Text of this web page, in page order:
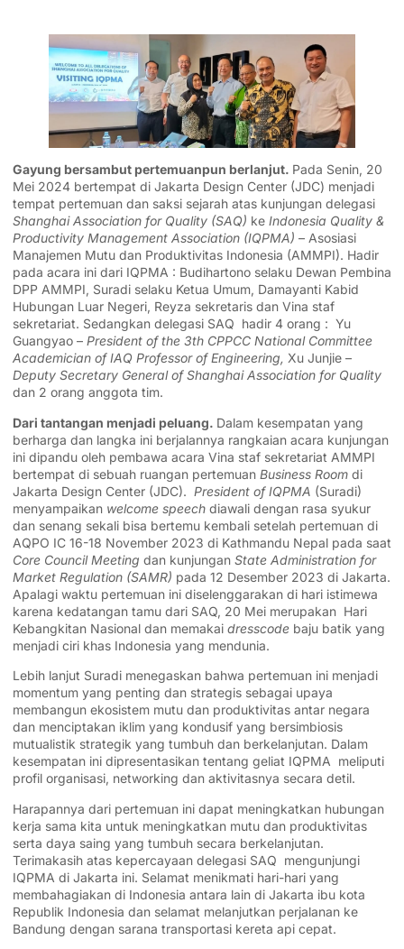
Gayung bersambut pertemuanpun berlanjut. Pada Senin, 20
Mei 2024 bertempat di Jakarta Design Center (JDC) menjadi
tempat pertemuan dan saksi sejarah atas kunjungan delegasi
Shanghai Association for Quality (SAQ) ke Indonesia Quality &
Productivity Management Association (IQPMA) – Asosiasi
Manajemen Mutu dan Produktivitas Indonesia (AMMPI). Hadir
pada acara ini dari IQPMA : Budihartono selaku Dewan Pembina
DPP AMMPI, Suradi selaku Ketua Umum, Damayanti Kabid
Hubungan Luar Negeri, Reyza sekretaris dan Vina staf
sekretariat. Sedangkan delegasi SAQ hadir 4 orang : Yu
Guangyao – President of the 3th CPPCC National Committee
Academician of IAQ Professor of Engineering, Xu Junjie –
Deputy Secretary General of Shanghai Association for Quality
dan 2 orang anggota tim.
Dari tantangan menjadi peluang. Dalam kesempatan yang
berharga dan langka ini berjalannya rangkaian acara kunjungan
ini dipandu oleh pembawa acara Vina staf sekretariat AMMPI
bertempat di sebuah ruangan pertemuan Business Room di
Jakarta Design Center (JDC). President of IQPMA (Suradi)
menyampaikan welcome speech diawali dengan rasa syukur
dan senang sekali bisa bertemu kembali setelah pertemuan di
AQPO IC 16-18 November 2023 di Kathmandu Nepal pada saat
Core Council Meeting dan kunjungan State Administration for
Market Regulation (SAMR) pada 12 Desember 2023 di Jakarta.
Apalagi waktu pertemuan ini diselenggarakan di hari istimewa
karena kedatangan tamu dari SAQ, 20 Mei merupakan Hari
Kebangkitan Nasional dan memakai dresscode baju batik yang
menjadi ciri khas Indonesia yang mendunia.
Lebih lanjut Suradi menegaskan bahwa pertemuan ini menjadi
momentum yang penting dan strategis sebagai upaya
membangun ekosistem mutu dan produktivitas antar negara
dan menciptakan iklim yang kondusif yang bersimbiosis
mutualistik strategik yang tumbuh dan berkelanjutan. Dalam
kesempatan ini dipresentasikan tentang geliat IQPMA meliputi
profil organisasi, networking dan aktivitasnya secara detil.
Harapannya dari pertemuan ini dapat meningkatkan hubungan
kerja sama kita untuk meningkatkan mutu dan produktivitas
serta daya saing yang tumbuh secara berkelanjutan.
Terimakasih atas kepercayaan delegasi SAQ mengunjungi
IQPMA di Jakarta ini. Selamat menikmati hari-hari yang
membahagiakan di Indonesia antara lain di Jakarta ibu kota
Republik Indonesia dan selamat melanjutkan perjalanan ke
Bandung dengan sarana transportasi kereta api cepat.